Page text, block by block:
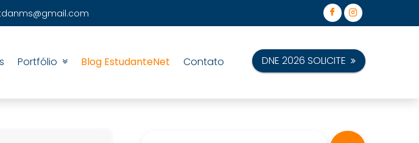
Portfólio Blog EstudanteNet Contato DNE 2026 SOLICITE